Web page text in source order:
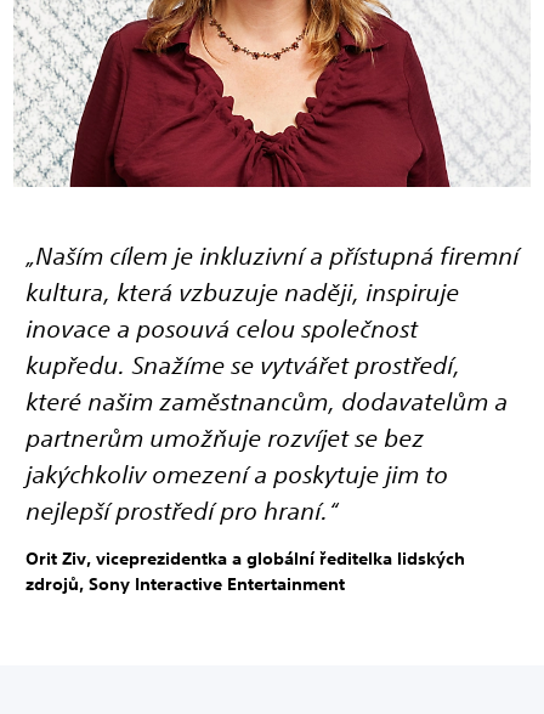
„Naším cílem je inkluzivní a přístupná firemní
kultura, která vzbuzuje naději, inspiruje
inovace a posouvá celou společnost
kupředu. Snažíme se vytvářet prostředí,
které našim zaměstnancům, dodavatelům a
partnerům umožňuje rozvíjet se bez
jakýchkoliv omezení a poskytuje jim to
nejlepší prostředí pro hraní.“
Orit Ziv, viceprezidentka a globální ředitelka lidských
zdrojů, Sony Interactive Entertainment